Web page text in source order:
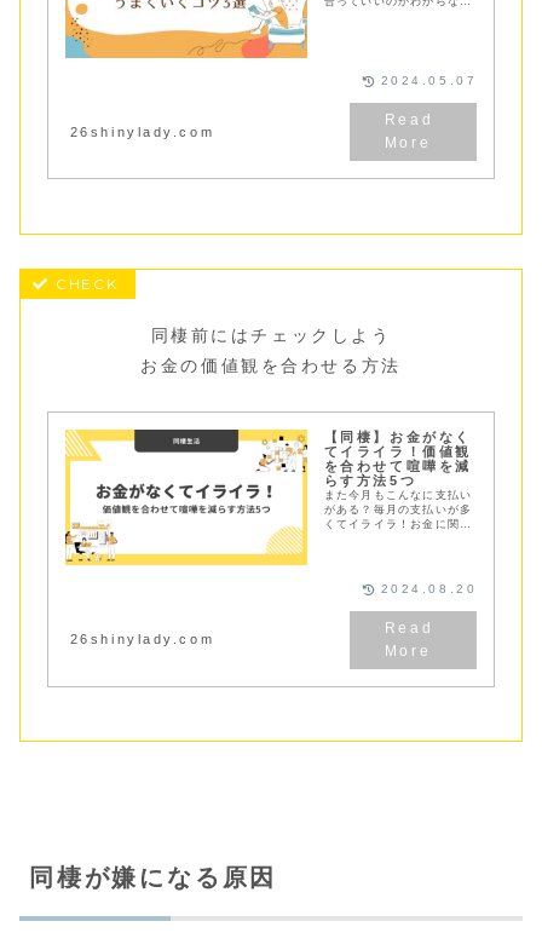
いくコツも紹介しています
26shinylady.com
2024.05.07
同棲前にはチェックしよう
お金の価値観を合わせる方法
【同棲】お金がなく
てイライラ！価値観
を合わせて喧嘩を減
らす方法5つ
また今月もこんなに支払い
がある？毎月の支払いが多
くてイライラ！お金に関す
26shinylady.com
2024.08.20
同棲が嫌になる原因